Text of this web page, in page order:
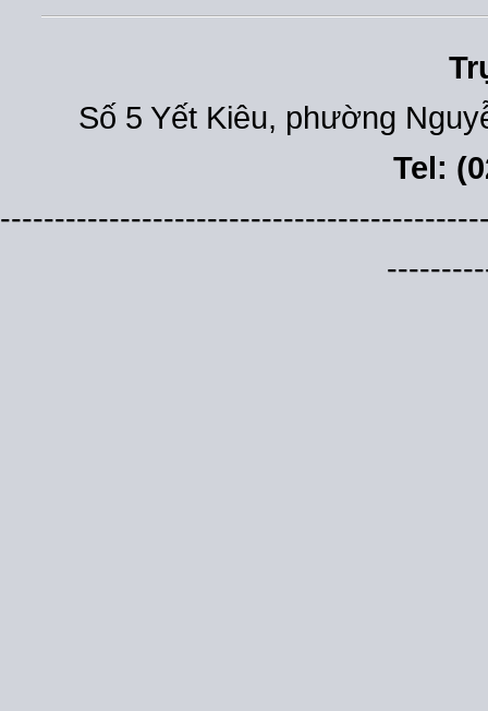
Số 5 Yết Kiêu, phường
Tel: